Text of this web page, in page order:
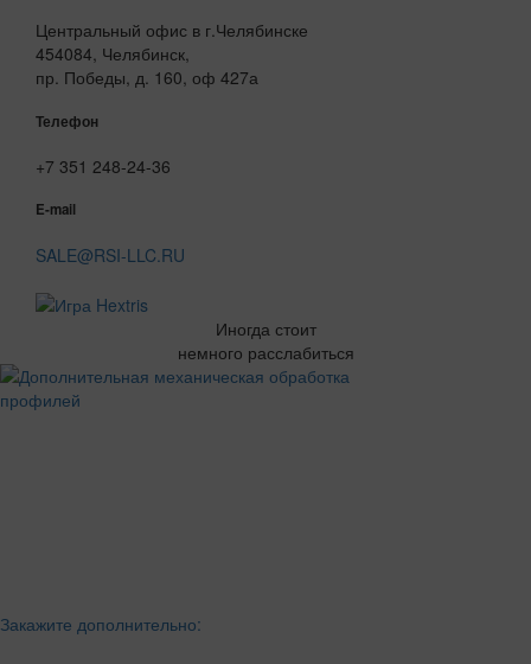
Центральный офис в г.Челябинске
454084, Челябинск,
пр. Победы, д. 160, оф 427а
Телефон
+7 351 248-24-36
E-mail
SALE@RSI-LLC.RU
Иногда стоит
немного расслабиться
Закажите дополнительно: